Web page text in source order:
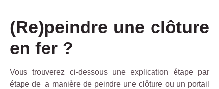
(Re)peindre une clôture
en fer ?
Vous trouverez ci-dessous une explication étape par
étape de la manière de peindre une clôture ou un portail